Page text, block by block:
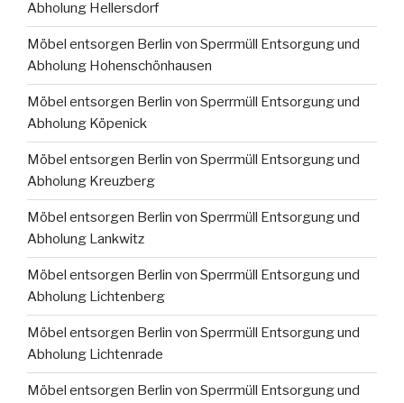
Abholung Hellersdorf
Möbel entsorgen Berlin von Sperrmüll Entsorgung und
Abholung Hohenschönhausen
Möbel entsorgen Berlin von Sperrmüll Entsorgung und
Abholung Köpenick
Möbel entsorgen Berlin von Sperrmüll Entsorgung und
Abholung Kreuzberg
Möbel entsorgen Berlin von Sperrmüll Entsorgung und
Abholung Lankwitz
Möbel entsorgen Berlin von Sperrmüll Entsorgung und
Abholung Lichtenberg
Möbel entsorgen Berlin von Sperrmüll Entsorgung und
Abholung Lichtenrade
Möbel entsorgen Berlin von Sperrmüll Entsorgung und